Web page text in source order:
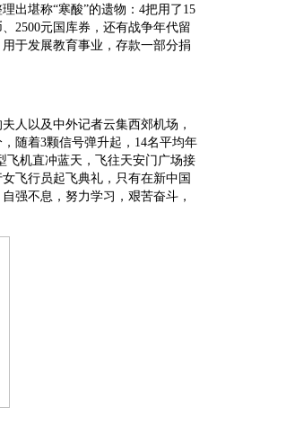
出堪称“寒酸”的遗物：4把用了15
2500元国库券，还有战争年代留
于发展教育事业，存款一部分捐
人以及中外记者云集西郊机场，
随着3颗信号弹升起，14名平均年
飞机直冲蓝天，飞往天安门广场接
飞行员起飞典礼，只有在新中国
强不息，努力学习，艰苦奋斗，